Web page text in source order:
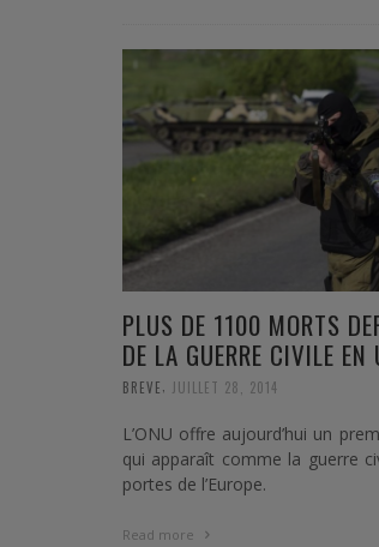
PLUS DE 1100 MORTS
DE LA GUERRE CIVILE EN
BREVE JUILLET 28, 2014
L’ONU offre aujourd’hui un
qui apparaît comme la guerre
portes de l’Europe.
Read more